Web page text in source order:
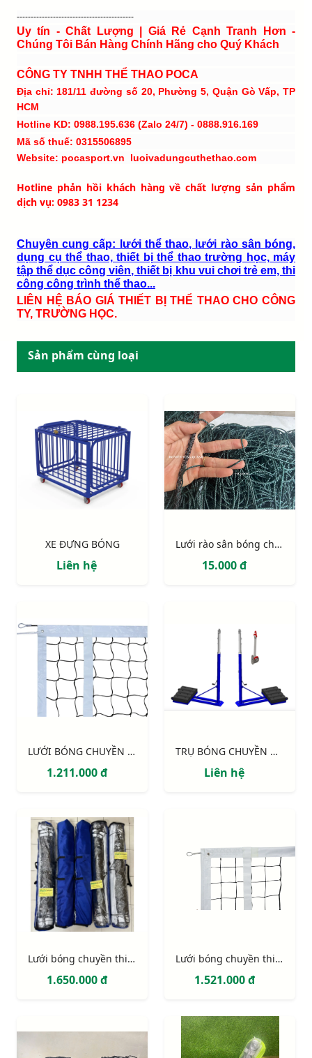
------------------------------------------
Uy tín - Chất Lượng | Giá Rẻ Cạnh Tranh Hơn -
Chúng Tôi Bán Hàng Chính Hãng cho Quý Khách
CÔNG TY TNHH THỂ THAO POCA
Địa chỉ: 181/11 đường số 20, Phường 5, Quận Gò Vấp, TP
HCM
Hotline KD: 0988.195.636 (Zalo 24/7) - 0888.916.169
Mã số thuế: 0315506895
Website: pocasport.vn luoivadungcuthethao.com
Hotline phản hồi khách hàng về chất lượng sản phẩm
dịch vụ: 0983 31 1234
Chuyên cung cấp: lưới thể thao, lưới rào sân bóng,
dụng cụ thể thao, thiết bị thể thao trường học, máy
tập thể dục công viên, thiết bị khu vui chơi trẻ em, thi
công công trình thể thao...
LIÊN HỆ BÁO GIÁ THIẾT BỊ THỂ THAO CHO CÔNG
TY, TRƯỜNG HỌC.
Sản phẩm cùng loại
XE ĐỰNG BÓNG
Liên hệ
Lưới rào sân bóng chuyền 6m x 76m
15.000 đ
LƯỚI BÓNG CHUYỀN 4 VIỀN SỢI 3MM
1.211.000 đ
TRỤ BÓNG CHUYỀN DI ĐỘNG - ĐỐI TRỌNG 4 THÙNG NHỰA
Liên hệ
Lưới bóng chuyền thi đấu 433110
1.650.000 đ
Lưới bóng chuyền thi đấu S30857
1.521.000 đ